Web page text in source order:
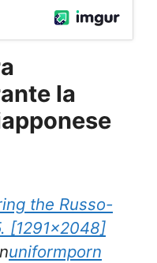
la
the Russo-
[1291×2048]
uniformporn